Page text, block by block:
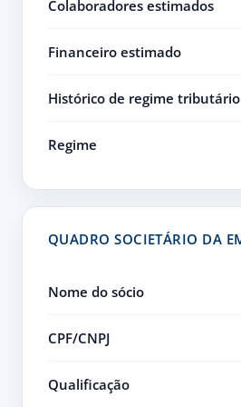
Colaboradores estimados
Financeiro estimado
Histórico de regime tributário
Regime
QUADRO SOCIETÁRIO DA
Nome do sócio
CPF/CNPJ
Qualificação